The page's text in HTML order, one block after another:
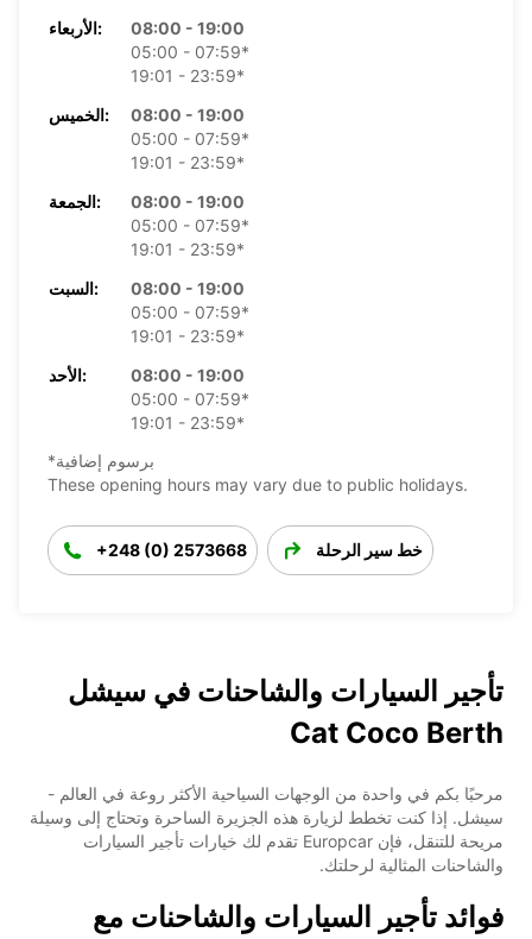
الأربعاء:
08:00 - 19:00
05:00 - 07:59*
19:01 - 23:59*
الخميس:
08:00 - 19:00
05:00 - 07:59*
19:01 - 23:59*
الجمعة:
08:00 - 19:00
05:00 - 07:59*
19:01 - 23:59*
السبت:
08:00 - 19:00
05:00 - 07:59*
19:01 - 23:59*
الأحد:
08:00 - 19:00
05:00 - 07:59*
19:01 - 23:59*
*برسوم إضافية
These opening hours may vary due to public holidays.
+248 (0) 2573668 خط سير الرحلة
تأجير السيارات والشاحنات في سيشل
Cat Coco Berth
مرحبًا بكم في واحدة من الوجهات السياحية الأكثر روعة في العالم -
سيشل. إذا كنت تخطط لزيارة هذه الجزيرة الساحرة وتحتاج إلى وسيلة
مريحة للتنقل، فإن Europcar تقدم لك خيارات تأجير السيارات
والشاحنات المثالية لرحلتك.
فوائد تأجير السيارات والشاحنات مع